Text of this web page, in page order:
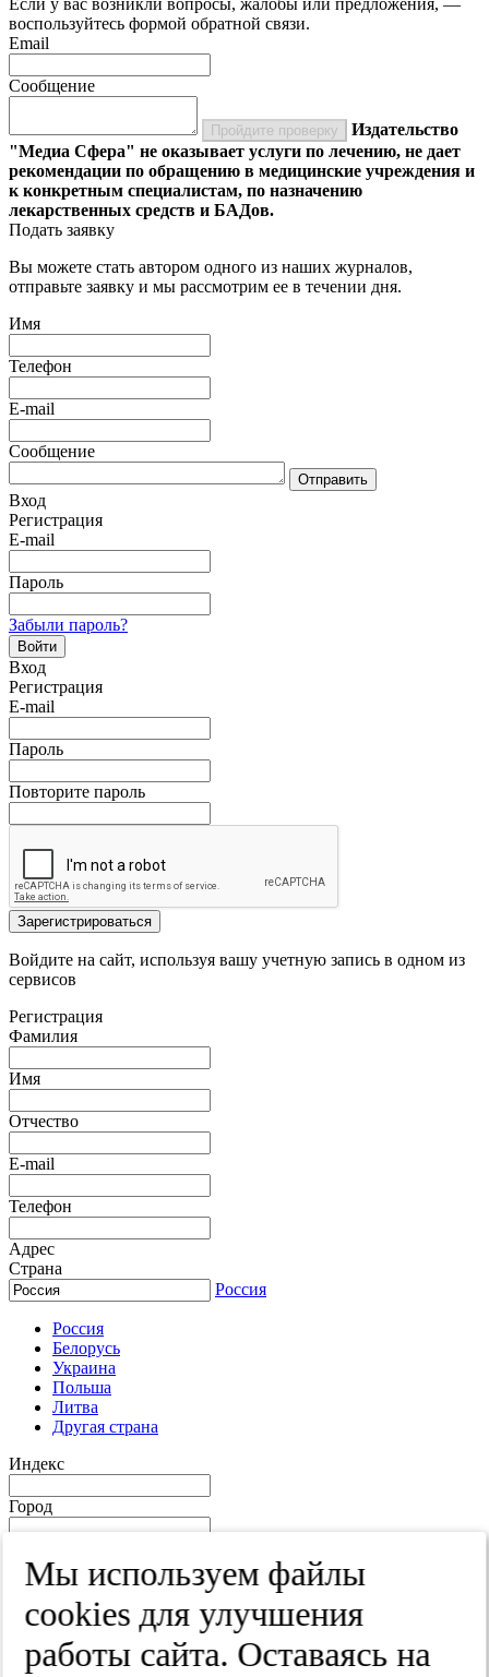
Если у вас возникли вопросы, жалобы или предложения, —
воспользуйтесь формой обратной связи.
Email
Сообщение
Пройдите проверку
Издательство
"Медиа Сфера" не оказывает услуги по лечению, не дает
рекомендации по обращению в медицинские учреждения и
к конкретным специалистам, по назначению
лекарственных средств и БАДов.
Подать заявку
Вы можете стать автором одного из наших журналов,
отправьте заявку и мы рассмотрим ее в течении дня.
Имя
Телефон
E-mail
Сообщение
Отправить
Вход
Регистрация
E-mail
Пароль
Забыли пароль?
Войти
Вход
Регистрация
E-mail
Пароль
Повторите пароль
Зарегистрироваться
Войдите на сайт, используя вашу учетную запись в одном из
сервисов
Регистрация
Фамилия
Имя
Отчество
E-mail
Телефон
Адрес
Страна
Россия
Россия
Белорусь
Украина
Польша
Литва
Другая страна
Индекс
Город
Улица
Мы используем файлы
cооkies для улучшения
работы сайта. Оставаясь на